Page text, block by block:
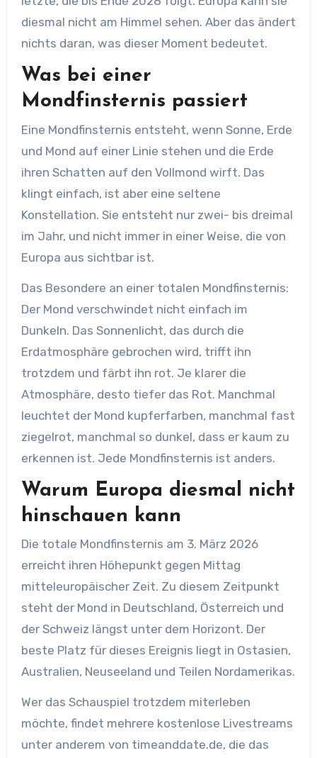
diesmal nicht am Himmel sehen. Aber das ändert
nichts daran, was dieser Moment bedeutet.
Was bei einer
Mondfinsternis passiert
Eine Mondfinsternis entsteht, wenn Sonne, Erde
und Mond auf einer Linie stehen und die Erde
ihren Schatten auf den Vollmond wirft. Das
klingt einfach, ist aber eine seltene
Konstellation. Sie entsteht nur zwei- bis dreimal
im Jahr, und nicht immer in einer Weise, die von
Europa aus sichtbar ist.
Das Besondere an einer totalen Mondfinsternis:
Der Mond verschwindet nicht einfach im
Dunkeln. Das Sonnenlicht, das durch die
Erdatmosphäre gebrochen wird, trifft ihn
trotzdem und färbt ihn rot. Je klarer die
Atmosphäre, desto tiefer das Rot. Manchmal
leuchtet der Mond kupferfarben, manchmal fast
ziegelrot, manchmal so dunkel, dass er kaum zu
erkennen ist. Jede Mondfinsternis ist anders.
Warum Europa diesmal nicht
hinschauen kann
Die totale Mondfinsternis am 3. März 2026
erreicht ihren Höhepunkt gegen Mittag
mitteleuropäischer Zeit. Zu diesem Zeitpunkt
steht der Mond in Deutschland, Österreich und
der Schweiz längst unter dem Horizont. Der
beste Platz für dieses Ereignis liegt in Ostasien,
Australien, Neuseeland und Teilen Nordamerikas.
Wer das Schauspiel trotzdem miterleben
möchte, findet mehrere kostenlose Livestreams
unter anderem von timeanddate.de, die das